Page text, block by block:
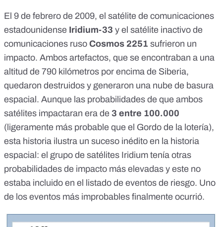
El 9 de febrero de 2009, el satélite de comunicaciones
estadounidense Iridium-33 y el satélite inactivo de
comunicaciones ruso Cosmos 2251 sufrieron un
impacto. Ambos artefactos, que se encontraban a una
altitud de 790 kilómetros por encima de Siberia,
quedaron destruidos y generaron una nube de basura
espacial. Aunque las probabilidades de que ambos
satélites impactaran era de 3 entre 100.000
(ligeramente más probable que el Gordo de la lotería),
esta historia ilustra un suceso inédito en la historia
espacial: el grupo de satélites Iridium tenía otras
probabilidades de impacto más elevadas y este no
estaba incluido en el listado de eventos de riesgo. Uno
de los eventos más improbables finalmente ocurrió.